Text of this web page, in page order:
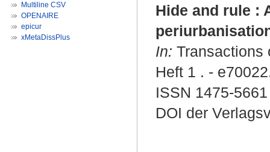
Multiline CSV
OPENAIRE
epicur
xMetaDissPlus
Hide and rule :
In: Transactions
Heft 1 . -
ISSN 1475-5661
DOI der